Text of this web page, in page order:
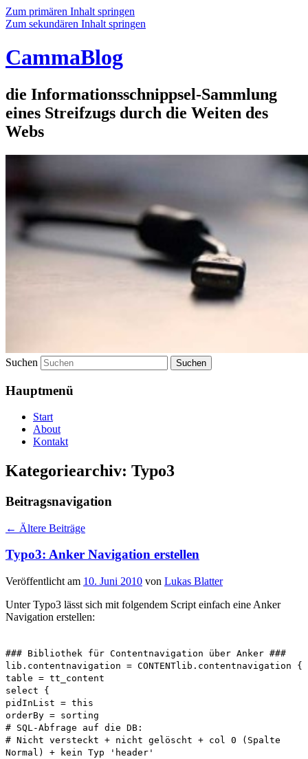
Zum primären Inhalt springen
Zum sekundären Inhalt springen
CammaBlog
die Informationsschnippsel-Sammlung
eines Streifzugs durch die Weiten des
Webs
Suchen
Hauptmenü
Start
About
Kontakt
Kategoriearchiv: Typo3
Beitragsnavigation
← Ältere Beiträge
Typo3: Anker Navigation erstellen
Veröffentlicht am 10. Juni 2010 von Lukas Blatter
Unter Typo3 lässt sich mit folgendem Script einfach eine Anker
Navigation erstellen:
### Bibliothek für Contentnavigation über Anker ###
lib.contentnavigation = CONTENTlib.contentnavigation {
table = tt_content
select {
pidInList = this
orderBy = sorting
# SQL-Abfrage auf die DB:
# Nicht versteckt + nicht gelöscht + col 0 (Spalte
Normal) + kein Typ 'header'